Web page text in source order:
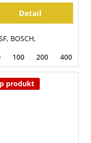
Detail
BOSCH,
100 200 400
produkt